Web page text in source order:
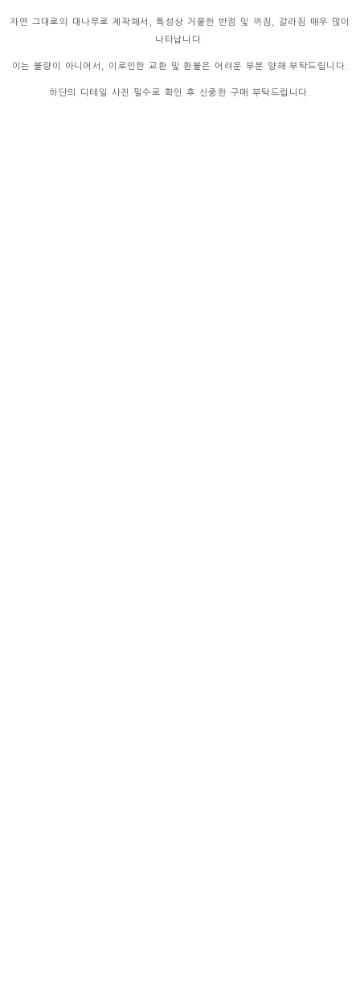
자연 그대로의 대나무로 제작해서, 특성상 거뭍한 반점 및 까짐, 갈라짐 매우 많이
나타납니다.
이는 불량이 아니어서, 이로인한 교환 및 환불은 어려운 부분 양해 부탁드립니다.
하단의 디테일 사진 필수로 확인 후 신중한 구매 부탁드립니다.